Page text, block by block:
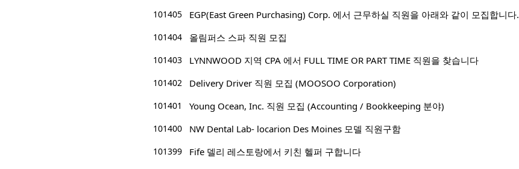
101405
EGP(East Green Purchasing) Corp. 에서 근무하실 직원을 아래와 같이 모집합니다.
101404
올림퍼스 스파 직원 모집
101403
LYNNWOOD 지역 CPA 에서 FULL TIME OR PART TIME 직원을 찾습니다
101402
Delivery Driver 직원 모집 (MOOSOO Corporation)
101401
Young Ocean, Inc. 직원 모집 (Accounting / Bookkeeping 분야)
101400
NW Dental Lab- locarion Des Moines 모델 직원구함
101399
Fife 델리 레스토랑에서 키친 헬퍼 구합니다